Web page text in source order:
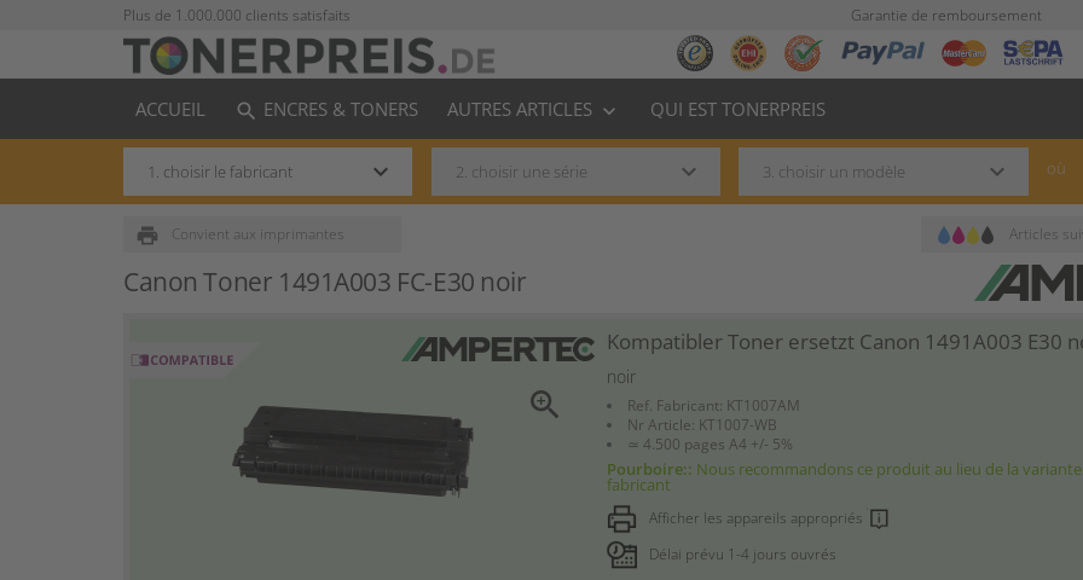
Plus de 1.000.000 clients satisfaits Garantie de remboursement
ACCUEIL search ENCRES & TONERS AUTRES ARTICLES keyboard_arrow_down QUI EST TONERPREIS
keyboard_arrow_down keyboard_arrow_down keyboard_arrow_down où
Convient aux imprimantes
print Articles
Canon Toner 1491A003 FC-E30 noir
zoom_in
Kompatibler Toner ersetzt Canon 1491A003 E30
noir
Ref. Fabricant: KT1007AM
Nr Article: KT1007-WB
≃ 4.500 pages A4 +/- 5%
Pourboire:: Nous recommandons ce produit au lieu de la
fabricant
Afficher les appareils appropriés
Délai prévu 1-4 jours ouvrés